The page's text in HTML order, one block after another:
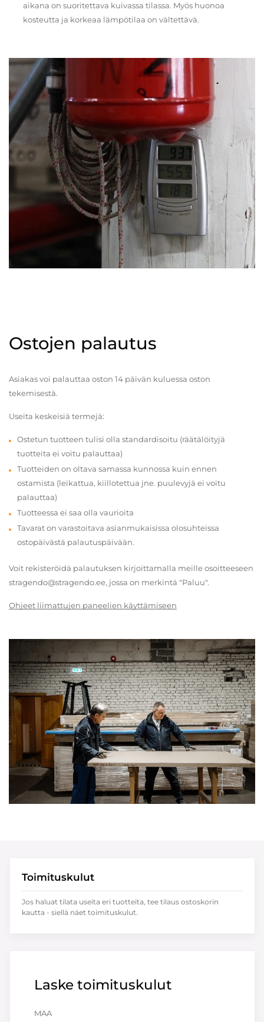
aikana on suoritettava kuivassa tilassa. Myös huonoa
kosteutta ja korkeaa lämpötilaa on vältettävä.
Ostojen palautus
Asiakas voi palauttaa oston 14 päivän kuluessa oston
tekemisestä.
Useita keskeisiä termejä:
Ostetun tuotteen tulisi olla standardisoitu (räätälöityjä
tuotteita ei voitu palauttaa)
Tuotteiden on oltava samassa kunnossa kuin ennen
ostamista (leikattua, kiillotettua jne. puulevyjä ei voitu
palauttaa)
Tuotteessa ei saa olla vaurioita
Tavarat on varastoitava asianmukaisissa olosuhteissa
ostopäivästä palautuspäivään.
Voit rekisteröidä palautuksen kirjoittamalla meille osoitteeseen
stragendo@stragendo.ee, jossa on merkintä "Paluu".
Ohjeet liimattujen paneelien käyttämiseen
Laske toimituskulut
MAA
Toimituskulut
Jos haluat tilata useita eri tuotteita, tee tilaus ostoskorin
kautta - siellä näet toimituskulut.